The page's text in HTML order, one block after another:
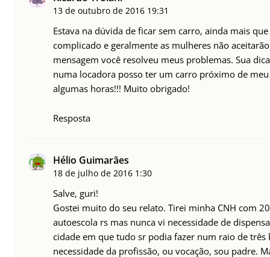
13 de outubro de 2016 19:31
Estava na dúvida de ficar sem carro, ainda mais
complicado e geralmente as mulheres não
mensagem você resolveu meus problemas. Sua
numa locadora posso ter um carro próximo de
algumas horas!!! Muito obrigado!
Resposta
Hélio Guimarães
18 de julho de 2016 1:30
Salve, guri!
Gostei muito do seu relato. Tirei minha CNH com
autoescola rs mas nunca vi necessidade de
cidade em que tudo sr podia fazer num raio de
necessidade da profissão, ou vocação, sou padre.